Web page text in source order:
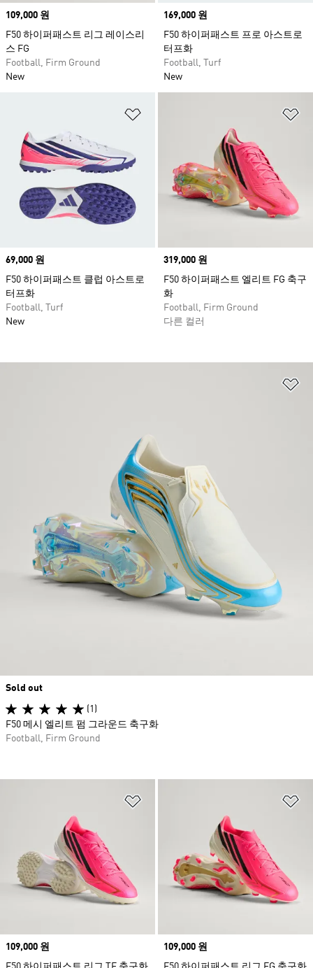
Price
109,000 원
F50 하이퍼패스트 리그 레이스리
스 FG
Football, Firm Ground
New
Price
169,000 원
F50 하이퍼패스트 프로 아스트로
터프화
Football, Turf
New
Price
69,000 원
F50 하이퍼패스트 클럽 아스트로
터프화
Football, Turf
New
Price
319,000 원
F50 하이퍼패스트 엘리트 FG 축구
화
Football, Firm Ground
다른 컬러
Price
109,000 원
Price
109,000 원
Sold out
(1)
F50 메시 엘리트 펌 그라운드 축구화
Football, Firm Ground